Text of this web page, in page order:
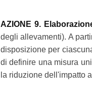
AZIONE 9.
degli allevamenti). A
disposizione per
di definire una misura
la riduzione dell'impatto